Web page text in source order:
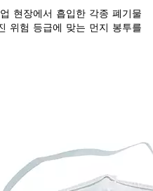
현장에서 흡입한 각종 폐기물
위험 등급에 맞는 먼지 봉투를